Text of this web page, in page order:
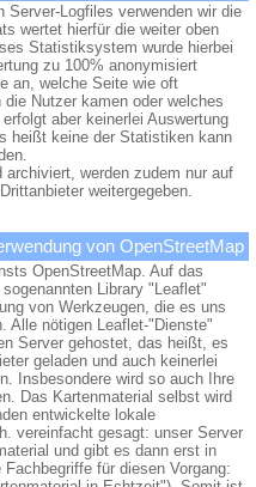
Server-Logfiles verwenden wir die
wertet hierfür die weiter oben
Statistiksystem wurde hierbei
zu 100% anonymisiert
an, welche Seite wie oft
Nutzer kamen oder welches
aber keinerlei Auswertung
heißt keine der Statistiken kann
werden zudem nur auf
weitergegeben.
von OpenStreetMap
OpenStreetMap. Auf das
Library "Leaflet"
von Werkzeugen, die es uns
Alle nötigen Leaflet-"Dienste"
Server gehostet, das heißt, es
geladen und auch keinerlei
Insbesondere wird so auch Ihre
Das Kartenmaterial selbst wird
entwickelte lokale
vereinfacht gesagt: unser Server
und gibt es dann erst in
für diesen Vorgang: